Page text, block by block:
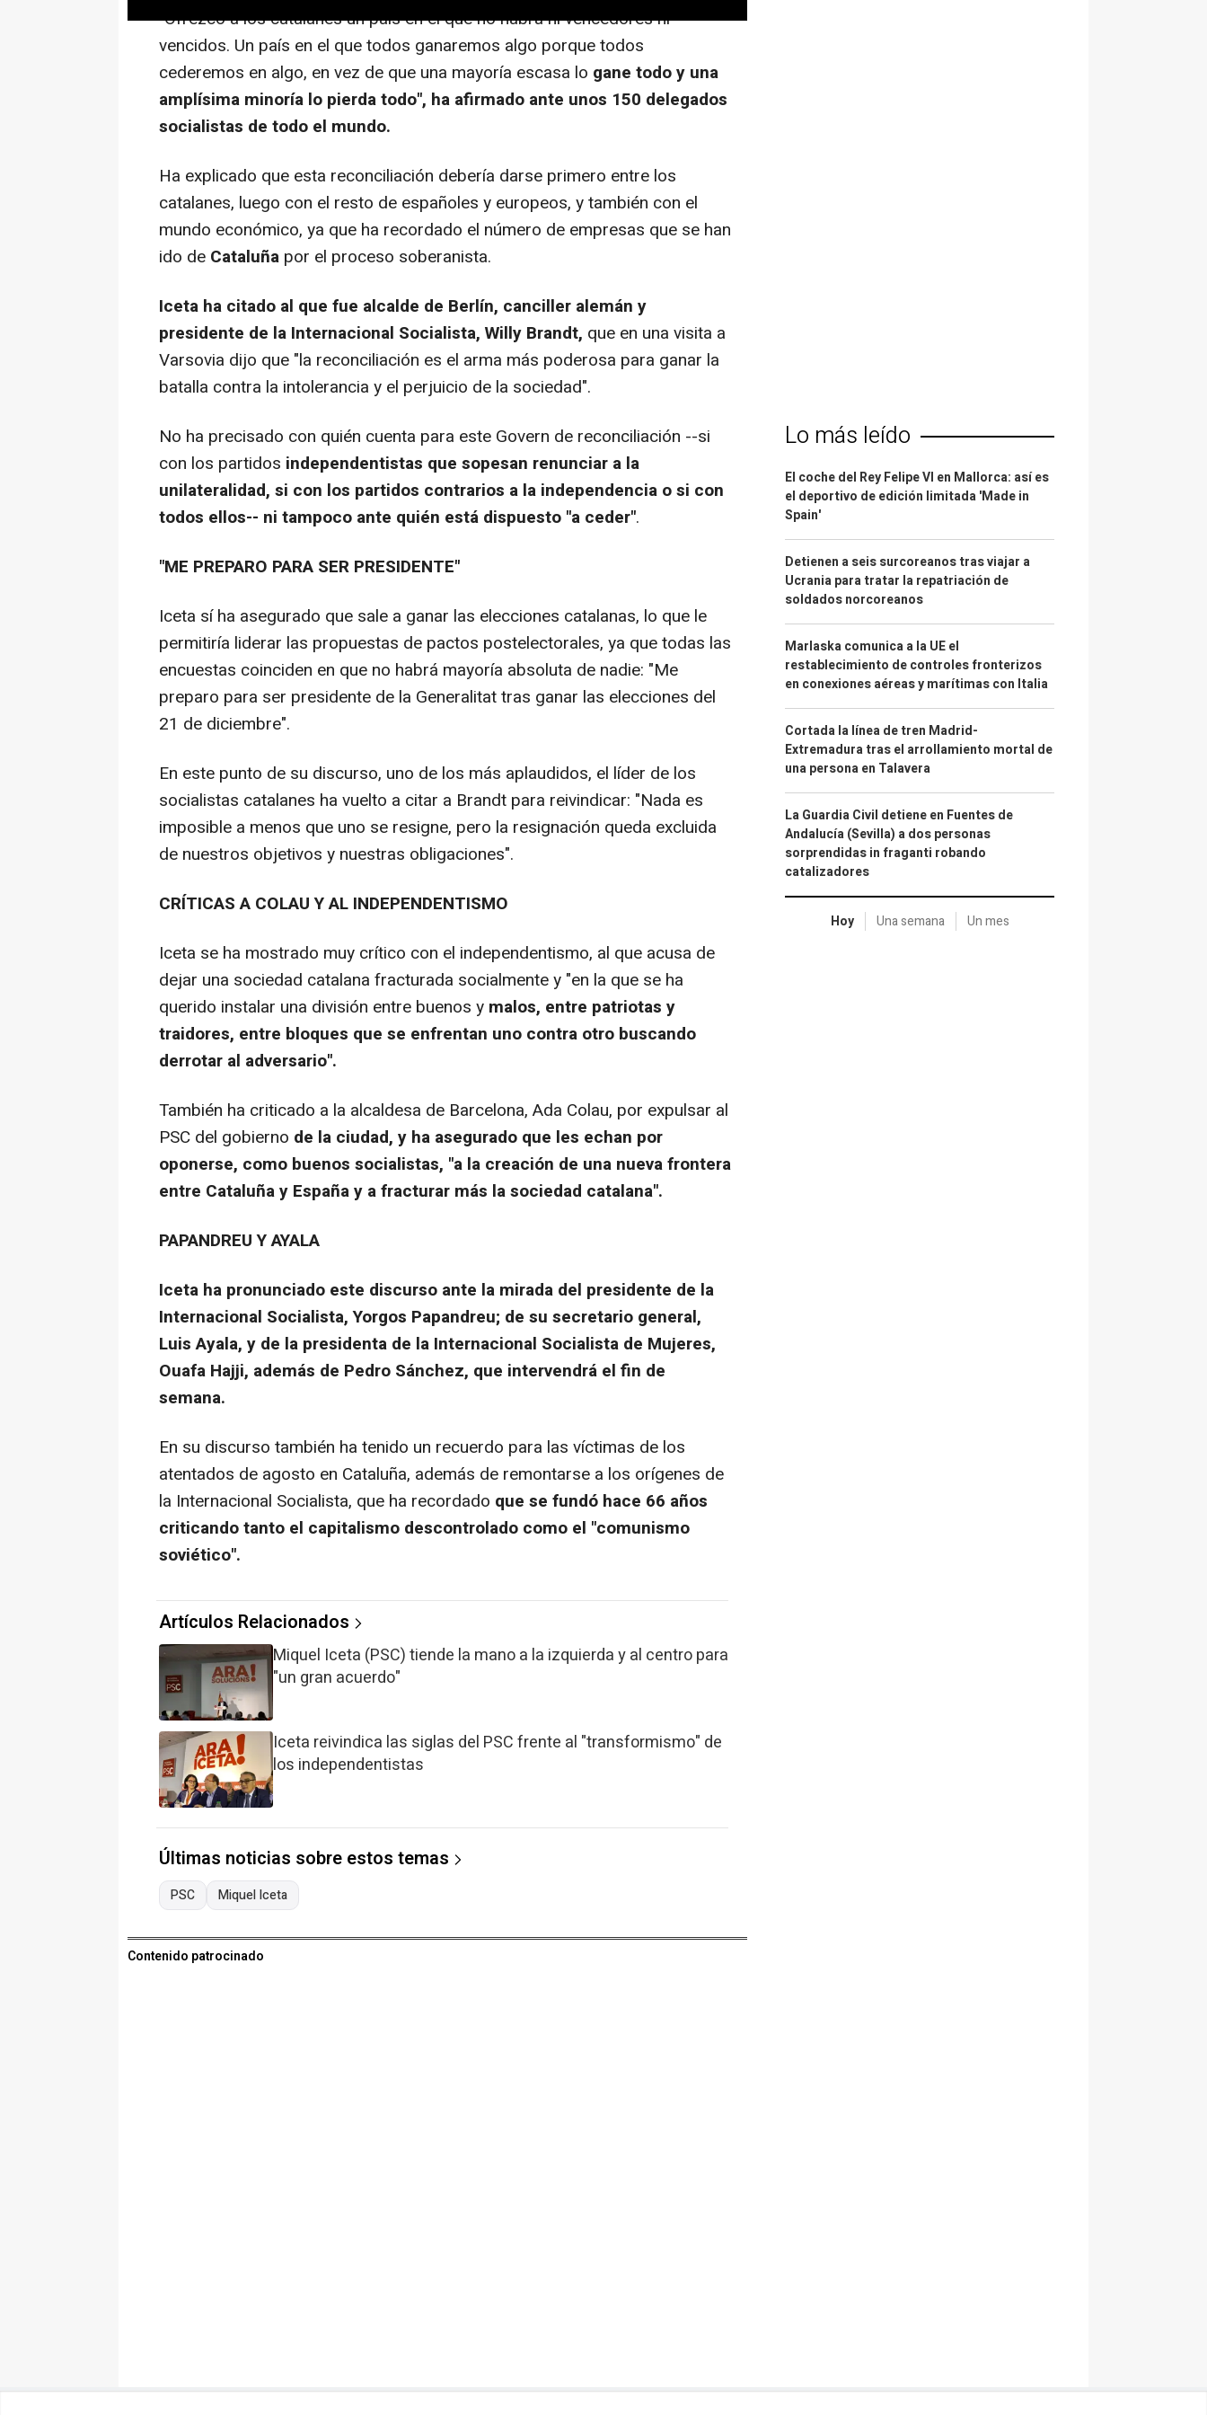
"Ofrezco a los catalanes un país en el que no habrá ni vencedores ni
vencidos. Un país en el que todos ganaremos algo porque todos
cederemos en algo, en vez de que una mayoría escasa lo gane todo y una
amplísima minoría lo pierda todo", ha afirmado ante unos 150 delegados
socialistas de todo el mundo.
Ha explicado que esta reconciliación debería darse primero entre los
catalanes, luego con el resto de españoles y europeos, y también con el
mundo económico, ya que ha recordado el número de empresas que se han
ido de Cataluña por el proceso soberanista.
Iceta ha citado al que fue alcalde de Berlín, canciller alemán y
presidente de la Internacional Socialista, Willy Brandt, que en una visita a
Varsovia dijo que "la reconciliación es el arma más poderosa para ganar la
batalla contra la intolerancia y el perjuicio de la sociedad".
No ha precisado con quién cuenta para este Govern de reconciliación --si
con los partidos independentistas que sopesan renunciar a la
unilateralidad, si con los partidos contrarios a la independencia o si con
todos ellos-- ni tampoco ante quién está dispuesto "a ceder".
"ME PREPARO PARA SER PRESIDENTE"
Iceta sí ha asegurado que sale a ganar las elecciones catalanas, lo que le
permitiría liderar las propuestas de pactos postelectorales, ya que todas las
encuestas coinciden en que no habrá mayoría absoluta de nadie: "Me
preparo para ser presidente de la Generalitat tras ganar las elecciones del
21 de diciembre".
En este punto de su discurso, uno de los más aplaudidos, el líder de los
socialistas catalanes ha vuelto a citar a Brandt para reivindicar: "Nada es
imposible a menos que uno se resigne, pero la resignación queda excluida
de nuestros objetivos y nuestras obligaciones".
CRÍTICAS A COLAU Y AL INDEPENDENTISMO
Iceta se ha mostrado muy crítico con el independentismo, al que acusa de
dejar una sociedad catalana fracturada socialmente y "en la que se ha
querido instalar una división entre buenos y malos, entre patriotas y
traidores, entre bloques que se enfrentan uno contra otro buscando
derrotar al adversario".
También ha criticado a la alcaldesa de Barcelona, Ada Colau, por expulsar al
PSC del gobierno de la ciudad, y ha asegurado que les echan por
oponerse, como buenos socialistas, "a la creación de una nueva frontera
entre Cataluña y España y a fracturar más la sociedad catalana".
PAPANDREU Y AYALA
Iceta ha pronunciado este discurso ante la mirada del presidente de la
Internacional Socialista, Yorgos Papandreu; de su secretario general,
Luis Ayala, y de la presidenta de la Internacional Socialista de Mujeres,
Ouafa Hajji, además de Pedro Sánchez, que intervendrá el fin de
semana.
En su discurso también ha tenido un recuerdo para las víctimas de los
atentados de agosto en Cataluña, además de remontarse a los orígenes de
la Internacional Socialista, que ha recordado que se fundó hace 66 años
criticando tanto el capitalismo descontrolado como el "comunismo
soviético".
Artículos Relacionados
Miquel Iceta (PSC) tiende la mano a la izquierda y al centro para
"un gran acuerdo"
Iceta reivindica las siglas del PSC frente al "transformismo" de
los independentistas
Últimas noticias sobre estos temas
PSC Miquel Iceta
Contenido patrocinado
Lo más leído
El coche del Rey Felipe VI en Mallorca: así es
el deportivo de edición limitada 'Made in
Spain'
Detienen a seis surcoreanos tras viajar a
Ucrania para tratar la repatriación de
soldados norcoreanos
Marlaska comunica a la UE el
restablecimiento de controles fronterizos
en conexiones aéreas y marítimas con Italia
Cortada la línea de tren Madrid-
Extremadura tras el arrollamiento mortal de
una persona en Talavera
La Guardia Civil detiene en Fuentes de
Andalucía (Sevilla) a dos personas
sorprendidas in fraganti robando
catalizadores
Hoy Una semana Un mes